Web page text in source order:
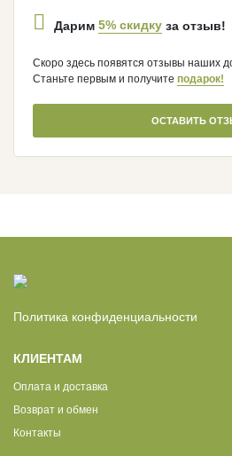
Дарим 5% скидку за отзыв!
Скоро здесь появятся отзывы наших
Станьте первым и получите подарок!
ОСТАВИТЬ
Политика конфиденциальности
КЛИЕНТАМ
Оплата и доставка
Возврат и обмен
Контакты